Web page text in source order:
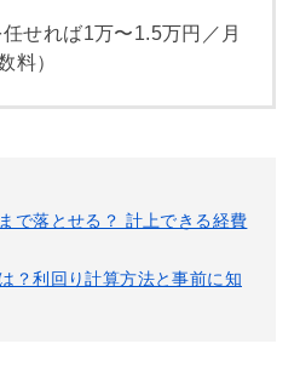
せれば1万〜1.5万円／月
料）
で落とせる？ 計上できる経費
？利回り計算方法と事前に知